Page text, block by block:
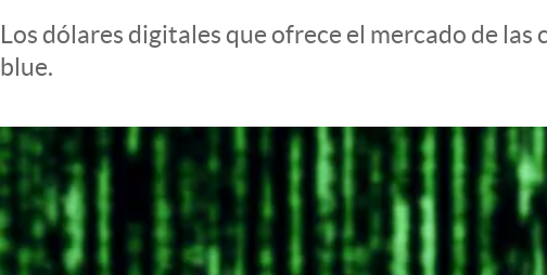
Mediakit
abre en nueva pestaña
Los dólares digitales que ofrece el mercado de
blue.